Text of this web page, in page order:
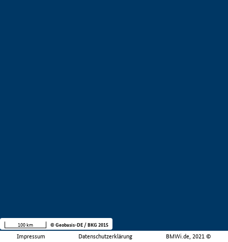
Impressum Datenschutzerklärung BMWi.de, 2021 ©
100 km © Geobasis-DE / BKG 2015